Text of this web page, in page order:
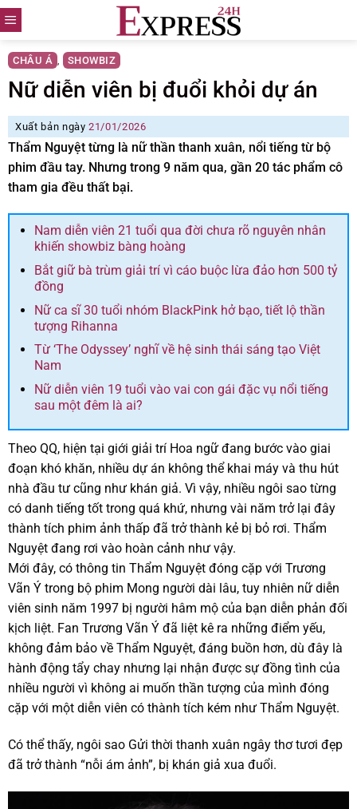
Skip
to
content
CHÂU Á , SHOWBIZ
Nữ diễn viên bị đuổi khỏi dự án
Xuất bản ngày21/01/2026
Thẩm Nguyệt từng là nữ thần thanh xuân, nổi tiếng từ bộ
phim đầu tay. Nhưng trong 9 năm qua, gần 20 tác phẩm cô
tham gia đều thất bại.
Nam diễn viên 21 tuổi qua đời chưa rõ nguyên nhân
khiến showbiz bàng hoàng
Bắt giữ bà trùm giải trí vì cáo buộc lừa đảo hơn 500 tỷ
đồng
Nữ ca sĩ 30 tuổi nhóm BlackPink hở bạo, tiết lộ thần
tượng Rihanna
Từ ‘The Odyssey’ nghĩ về hệ sinh thái sáng tạo Việt
Nam
Nữ diễn viên 19 tuổi vào vai con gái đặc vụ nổi tiếng
sau một đêm là ai?
Theo QQ, hiện tại giới giải trí Hoa ngữ đang bước vào giai
đoạn khó khăn, nhiều dự án không thể khai máy và thu hút
nhà đầu tư cũng như khán giả. Vì vậy, nhiều ngôi sao từng
có danh tiếng tốt trong quá khứ, nhưng vài năm trở lại đây
thành tích phim ảnh thấp đã trở thành kẻ bị bỏ rơi. Thẩm
Nguyệt đang rơi vào hoàn cảnh như vậy.
Mới đây, có thông tin Thẩm Nguyệt đóng cặp với Trương
Vãn Ý trong bộ phim Mong người dài lâu, tuy nhiên nữ diễn
viên sinh năm 1997 bị người hâm mộ của bạn diễn phản đối
kịch liệt. Fan Trương Vãn Ý đã liệt kê ra những điểm yếu,
không đảm bảo về Thẩm Nguyệt, đáng buồn hơn, dù đây là
hành động tẩy chay nhưng lại nhận được sự đồng tình của
nhiều người vì không ai muốn thần tượng của mình đóng
cặp với một diễn viên có thành tích kém như Thẩm Nguyệt.
Có thể thấy, ngôi sao Gửi thời thanh xuân ngây thơ tươi đẹp
đã trở thành “nỗi ám ảnh”, bị khán giả xua đuổi.